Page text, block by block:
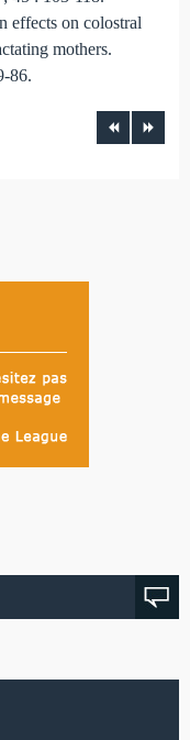
effects on colostral
mothers.
86.